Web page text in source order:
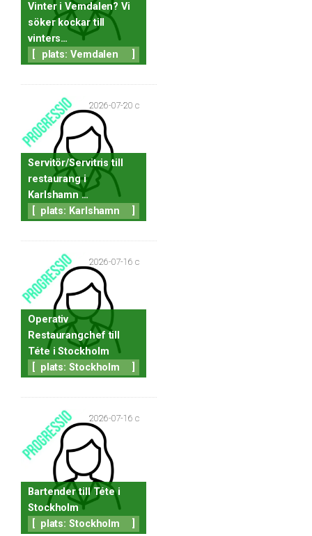
Vinter i Vemdalen? Vi
söker kockar till
vinters…
plats: Vemdalen
2026-07-20 c
Servitör/Servitris till
restaurang i
Karlshamn …
plats: Karlshamn
2026-07-16 c
Operativ
Restaurangchef till
Téte i Stockholm
plats: Stockholm
2026-07-16 c
Bartender till Téte i
Stockholm
plats: Stockholm